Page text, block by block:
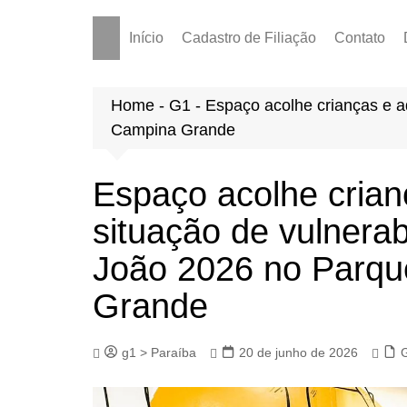
Início Cadastro de Filiação Contato
Home - G1 - Espaço acolhe crianças e
Campina Grande
Espaço acolhe
situação de
João 2026 no
Grande
g1 > Paraíba 20 de junho de 2026